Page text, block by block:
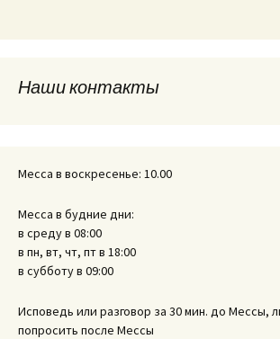
Наши контакты
Месса в воскресенье: 10.00
Месса в будние дни:
в среду в 08:00
в пн, вт, чт, пт в 18:00
в субботу в 09:00
Исповедь или разговор за 30 мин. до Мессы,
попросить после Мессы